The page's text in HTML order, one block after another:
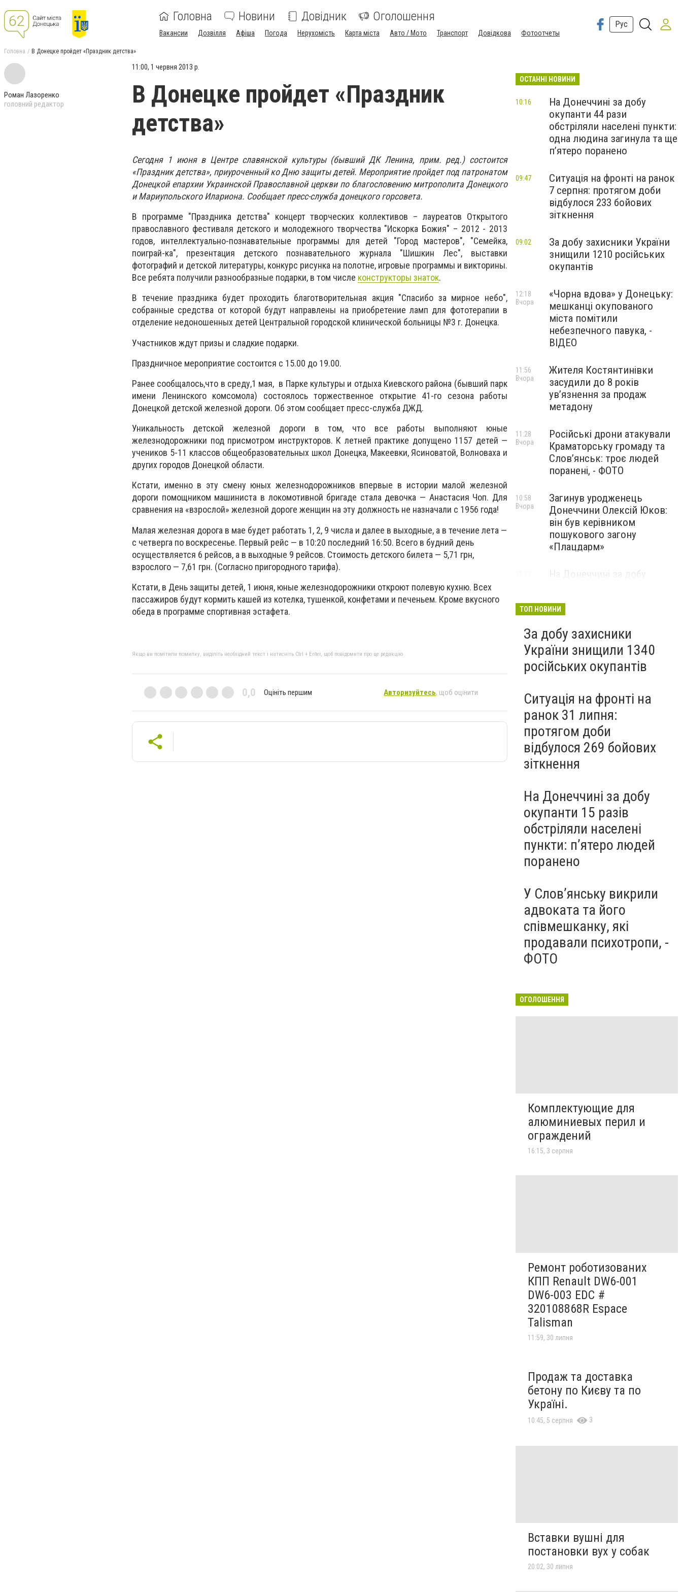
Головна Новини Довідник Оголошення
Вакансии Дозвілля Афіша Погода Нерухомість Карта міста Авто / Мото Транспорт Довідкова Фотоотчеты
Рус
Головна В Донецке пройдет «Праздник детства»
Роман Лазоренко
головний редактор
11:00, 1 червня 2013 р.
В Донецке пройдет «Праздник
детства»
Сегодня 1 июня в Центре славянской культуры (бывший ДК Ленина, прим. ред.) состоится
«Праздник детства», приуроченный ко Дню защиты детей. Мероприятие пройдет под патронатом
Донецкой епархии Украинской Православной церкви по благословению митрополита Донецкого
и Мариупольского Илариона. Сообщает пресс-служба донецкого горсовета.
В программе "Праздника детства" концерт творческих коллективов – лауреатов Открытого
православного фестиваля детского и молодежного творчества "Искорка Божия" – 2012 - 2013
годов, интеллектуально-познавательные программы для детей "Город мастеров", "Семейка,
поиграй-ка", презентация детского познавательного журнала "Шишкин Лес", выставки
фотографий и детской литературы, конкурс рисунка на полотне, игровые программы и викторины.
Все ребята получили разнообразные подарки, в том числе конструкторы знаток.
В течение праздника будет проходить благотворительная акция "Спасибо за мирное небо",
собранные средства от которой будут направлены на приобретение ламп для фототерапии в
отделение недоношенных детей Центральной городской клинической больницы №3 г. Донецка.
Участников ждут призы и сладкие подарки.
Праздничное мероприятие состоится с 15.00 до 19.00.
Ранее сообщалось,что в среду,1 мая, в Парке культуры и отдыха Киевского района (бывший парк
имени Ленинского комсомола) состоялось торжественное открытие 41-го сезона работы
Донецкой детской железной дороги. Об этом сообщает пресс-служба ДЖД.
Уникальность детской железной дороги в том, что все работы выполняют юные
железнодорожники под присмотром инструкторов. К летней практике допущено 1157 детей —
учеников 5-11 классов общеобразовательных школ Донецка, Макеевки, Ясиноватой, Волноваха и
других городов Донецкой области.
Кстати, именно в эту смену юных железнодорожников впервые в истории малой железной
дороги помощником машиниста в локомотивной бригаде стала девочка — Анастасия Чоп. Для
сравнения на «взрослой» железной дороге женщин на эту должность не назначали с 1956 года!
Малая железная дорога в мае будет работать 1, 2, 9 числа и далее в выходные, а в течение лета —
с четверга по воскресенье. Первый рейс — в 10:20 последний 16:50. Всего в будний день
осуществляется 6 рейсов, а в выходные 9 рейсов. Стоимость детского билета — 5,71 грн,
взрослого — 7,61 грн. (Согласно пригородного тарифа).
Кстати, в День защиты детей, 1 июня, юные железнодорожники откроют полевую кухню. Всех
пассажиров будут кормить кашей из котелка, тушенкой, конфетами и печеньем. Кроме вкусного
обеда в программе спортивная эстафета.
Якщо ви помітили помилку, виділіть необхідний текст і натисніть Ctrl + Enter, щоб повідомити про це редакцію
0,0 Оцініть першим Авторизуйтесь, щоб оцінити
ОСТАННІ НОВИНИ
На Донеччині за добу
окупанти 44 рази
обстріляли населені пункти:
одна людина загинула та ще
пʼятеро поранено
10:16
Ситуація на фронті на ранок
7 серпня: протягом доби
відбулося 233 бойових
зіткнення
09:47
За добу захисники України
знищили 1210 російських
окупантів
09:02
«Чорна вдова» у Донецьку:
мешканці окупованого
міста помітили
небезпечного павука, -
ВІДЕО
12:18
Вчора
Жителя Костянтинівки
засудили до 8 років
ув’язнення за продаж
метадону
11:56
Вчора
Російські дрони атакували
Краматорську громаду та
Слов’янськ: троє людей
поранені, - ФОТО
11:28
Вчора
Загинув уродженець
Донеччини Олексій Юков:
він був керівником
пошукового загону
«Плацдарм»
10:58
Вчора
На Донеччині за добу
одна людина загинула та ще
ТОП НОВИНИ
За добу захисники
України знищили 1340
російських окупантів
Ситуація на фронті на
ранок 31 липня:
протягом доби
відбулося 269 бойових
зіткнення
На Донеччині за добу
окупанти 15 разів
обстріляли населені
пункти: пʼятеро людей
поранено
У Слов’янську викрили
адвоката та його
співмешканку, які
продавали психотропи, -
ФОТО
ОГОЛОШЕННЯ
Комплектующие для
алюминиевых перил и
ограждений
16:15, 3 серпня
Ремонт роботизованих
КПП Renault DW6-001
DW6-003 EDC #
320108868R Espace
Talisman
11:59, 30 липня
Продаж та доставка
бетону по Києву та по
Україні.
10:45, 5 серпня 3
Вставки вушні для
постановки вух у собак
20:02, 30 липня